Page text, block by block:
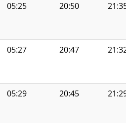
05:25 20:50 21:35
05:27 20:47 21:32
05:29 20:45 21:29